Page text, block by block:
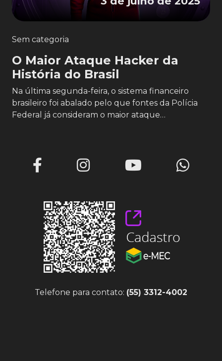
Sem categoria
O Maior Ataque Hacker da
História do Brasil
Na última segunda-feira, o sistema financeiro
brasileiro foi abalado pelo que fontes da Polícia
Federal já consideram o maior ataque…
Telefone para contato: (55) 3312-4002